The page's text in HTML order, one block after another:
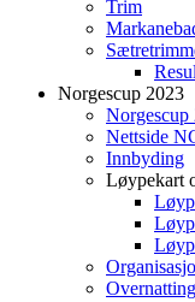
Trim
Norgescup 2023
Norgescup
Nettside
Innbyding
Løypekart
Overnatting